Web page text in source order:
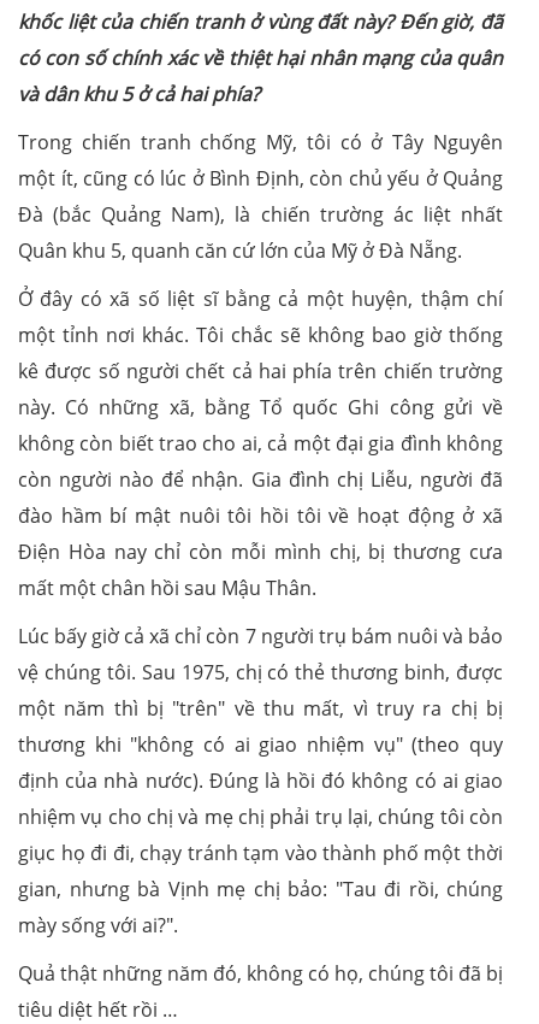
khốc liệt của chiến tranh ở vùng đất này? Đến giờ, đã
có con số chính xác về thiệt hại nhân mạng của quân
và dân khu 5 ở cả hai phía?
Trong chiến tranh chống Mỹ, tôi có ở Tây Nguyên
một ít, cũng có lúc ở Bình Định, còn chủ yếu ở Quảng
Đà (bắc Quảng Nam), là chiến trường ác liệt nhất
Quân khu 5, quanh căn cứ lớn của Mỹ ở Đà Nẵng.
Ở đây có xã số liệt sĩ bằng cả một huyện, thậm chí
một tỉnh nơi khác. Tôi chắc sẽ không bao giờ thống
kê được số người chết cả hai phía trên chiến trường
này. Có những xã, bằng Tổ quốc Ghi công gửi về
không còn biết trao cho ai, cả một đại gia đình không
còn người nào để nhận. Gia đình chị Liễu, người đã
đào hầm bí mật nuôi tôi hồi tôi về hoạt động ở xã
Điện Hòa nay chỉ còn mỗi mình chị, bị thương cưa
mất một chân hồi sau Mậu Thân.
Lúc bấy giờ cả xã chỉ còn 7 người trụ bám nuôi và bảo
vệ chúng tôi. Sau 1975, chị có thẻ thương binh, được
một năm thì bị "trên" về thu mất, vì truy ra chị bị
thương khi "không có ai giao nhiệm vụ" (theo quy
định của nhà nước). Đúng là hồi đó không có ai giao
nhiệm vụ cho chị và mẹ chị phải trụ lại, chúng tôi còn
giục họ đi đi, chạy tránh tạm vào thành phố một thời
gian, nhưng bà Vịnh mẹ chị bảo: "Tau đi rồi, chúng
mày sống với ai?".
Quả thật những năm đó, không có họ, chúng tôi đã bị
tiêu diệt hết rồi …